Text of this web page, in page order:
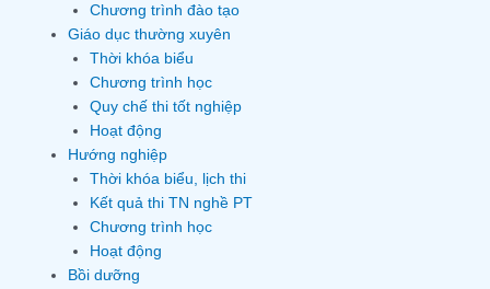
Chương trình đào tạo
Giáo dục thường xuyên
Thời khóa biểu
Chương trình học
Quy chế thi tốt nghiệp
Hoạt động
Hướng nghiệp
Thời khóa biểu, lịch thi
Kết quả thi TN nghề PT
Chương trình học
Hoạt động
Bồi dưỡng